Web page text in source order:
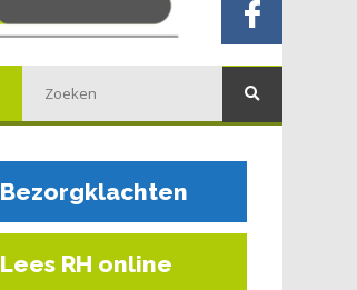
Bezorgklachten
Lees RH online